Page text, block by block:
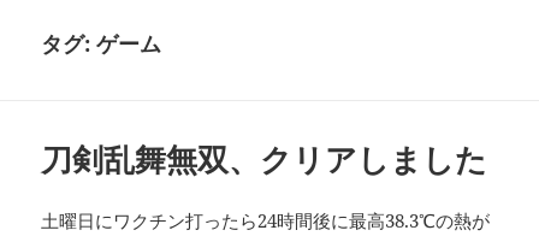
タグ:ゲーム
刀剣乱舞無双、クリアしました
土曜日にワクチン打ったら24時間後に最高38.3℃の熱が